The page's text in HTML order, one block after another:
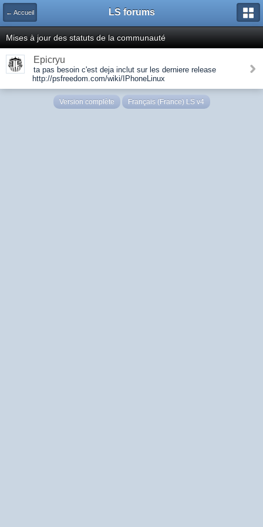
← Accueil LS forums
Mises à jour des statuts de la communauté
Epicryu
ta pas besoin c'est deja inclut sur les derniere release
http://psfreedom.com/wiki/IPhoneLinux
Version complète Français (France) LS v4